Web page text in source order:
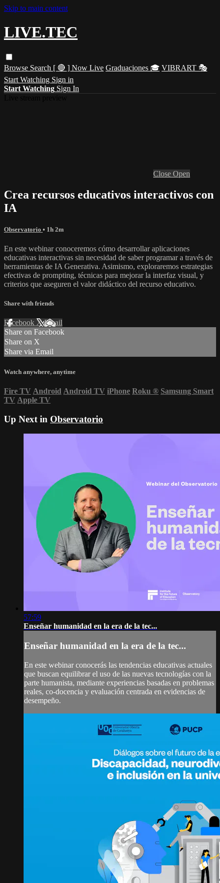
Skip to main content
LIVE.TEC
Browse Search [ 🔴 ] Now Live Graduaciones 🎓 VIBRART 🎭
Start Watching Sign in
Start Watching Sign In
Close Open
Crea recursos educativos interactivos con
IA
Observatorio • 1h 2m
En este webinar conoceremos cómo desarrollar aplicaciones
educativas interactivas sin necesidad de saber programar a través de
herramientas de IA Generativa. Asimismo, exploraremos estrategias
efectivas de prompting, técnicas para mejorar la interfaz visual, y
criterios que aseguren el valor didáctico del recurso educativo.
Share with friends
Facebook XEmail
Share on Facebook
Share on X
Share via Email
Watch anywhere, anytime
Fire TV Android Android TV iPhone Roku ® Samsung Smart
TV Apple TV
Up Next in Observatorio
57:59
Enseñar humanidad en la era de la tec...
Enseñar humanidad en la era de la tec...
En este webinar conocerás las tendencias educativas actuales
que buscan equilibrar el uso de las nuevas tecnologías con la
parte humanista, mediante experiencias basadas en problemas
reales, co-docencia y evaluación centrada en evidencias de
desempeño.